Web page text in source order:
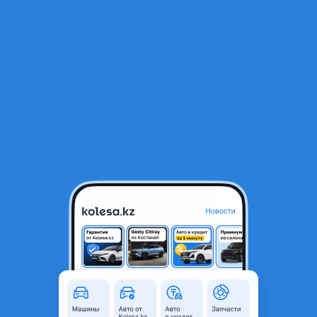
ВАЗ (Lada) 21099 2002 года
Объявление находится в архиве и может быть